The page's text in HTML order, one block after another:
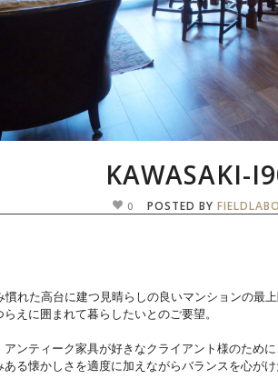
KAWASAKI-
0 POSTED BY
慣れた高台に建つ見晴らしの良いマンションの最
えに囲まれて暮らしたいとのご要望。
ンティーク家具が好きなクライアント様のため
る懐かしさを適度に加えながらバランスを心が